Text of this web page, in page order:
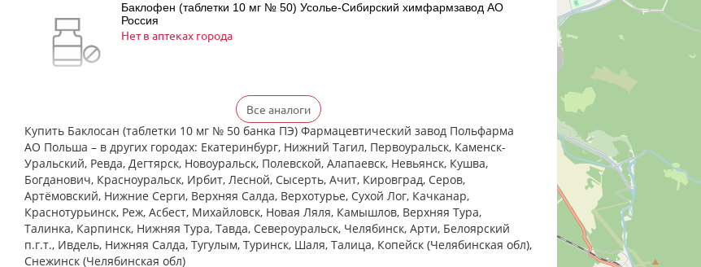
Баклофен (таблетки 10 мг № 50) Усолье-Сибирский химфармзавод АО
Россия
Нет в аптеках города
Баклофен (таблетки 25 мг № 50) Усолье-Сибирский химфармзавод АО
Россия
Нет в аптеках города
Баклосан (таблетки 10 мг № 50 банка ПЭ) Фармацевтический завод
Польфарма АО Польша
Нет в аптеках города
Все аналоги
Купить Баклосан (таблетки 10 мг № 50 банка ПЭ) Фармацевтический завод Польфарма
АО Польша – в других городах: Екатеринбург, Нижний Тагил, Первоуральск, Каменск-
Уральский, Ревда, Дегтярск, Новоуральск, Полевской, Алапаевск, Невьянск, Кушва,
Богданович, Красноуральск, Ирбит, Лесной, Сысерть, Ачит, Кировград, Серов,
Артёмовский, Нижние Cерги, Верхняя Салда, Верхотурье, Сухой Лог, Качканар,
Краснотурьинск, Реж, Асбест, Михайловск, Новая Ляля, Камышлов, Верхняя Тура,
Талинка, Карпинск, Нижняя Тура, Тавда, Североуральск, Челябинск, Арти, Белоярский
п.г.т., Ивдель, Нижняя Салда, Тугулым, Туринск, Шаля, Талица, Копейск (Челябинская обл),
Снежинск (Челябинская обл)